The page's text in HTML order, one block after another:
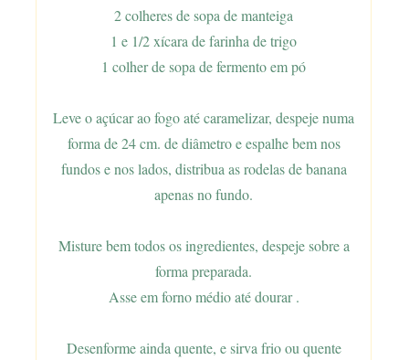
2 colheres de sopa de manteiga
1 e 1/2 xícara de farinha de trigo
1 colher de sopa de fermento em pó
Leve o açúcar ao fogo até caramelizar, despeje numa
forma de 24 cm. de diâmetro e espalhe bem nos
fundos e nos lados, distribua as rodelas de banana
apenas no fundo.
Misture bem todos os ingredientes, despeje sobre a
forma preparada.
Asse em forno médio até dourar .
Desenforme ainda quente, e sirva frio ou quente